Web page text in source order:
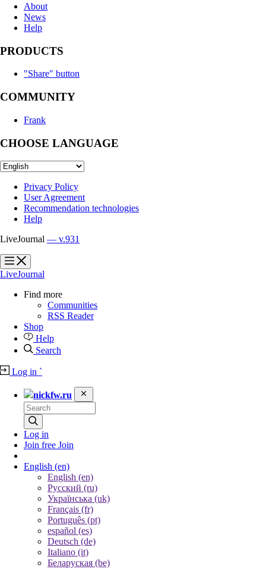
About
News
Help
PRODUCTS
"Share" button
COMMUNITY
Frank
CHOOSE LANGUAGE
Privacy Policy
User Agreement
Recommendation technologies
Help
LiveJournal — v.931
?
?
LiveJournal
Find more
Communities
RSS Reader
Shop
Help
Search
Log in `
nickfw.ru
Log in
Join free Join
English (en)
English (en)
Русский (ru)
Українська (uk)
Français (fr)
Português (pt)
español (es)
Deutsch (de)
Italiano (it)
Беларуская (be)